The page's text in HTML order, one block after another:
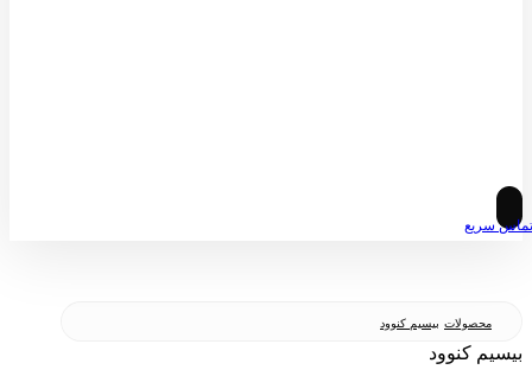
تماس سریع
محصولات بیسیم کنوود
بیسیم کنوود